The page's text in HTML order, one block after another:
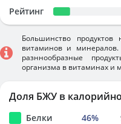
Рейтинг
Большинство
витаминов и
разннообразные
организма в витаминах и
Доля БЖУ в
Белки 46%